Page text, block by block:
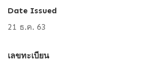
Date Issued
21 ธ.ค. 63
เลขทะเบียน